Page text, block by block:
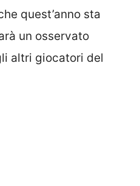
quest’anno sta
un osservato
altri giocatori del